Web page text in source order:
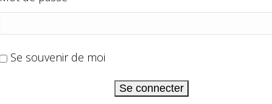
Se souvenir de moi
Se connecter